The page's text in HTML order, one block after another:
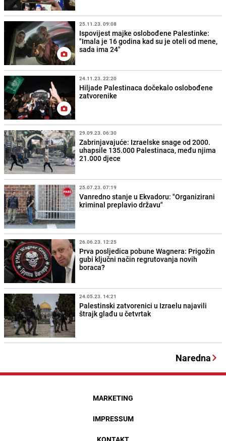
25.11.23. 09:08
Ispovijest majke oslobođene Palestinke:
"Imala je 16 godina kad su je oteli od mene,
sada ima 24"
24.11.23. 22:20
Hiljade Palestinaca dočekalo oslobođene
zatvorenike
29.09.23. 06:30
Zabrinjavajuće: Izraelske snage od 2000.
uhapsile 135.000 Palestinaca, među njima
21.000 djece
25.07.23. 07:19
Vanredno stanje u Ekvadoru: "Organizirani
kriminal preplavio državu"
26.06.23. 12:25
Prva posljedica pobune Wagnera: Prigožin
gubi ključni način regrutovanja novih
boraca?
24.05.23. 14:21
Palestinski zatvorenici u Izraelu najavili
štrajk glađu u četvrtak
Naredna
MARKETING
IMPRESSUM